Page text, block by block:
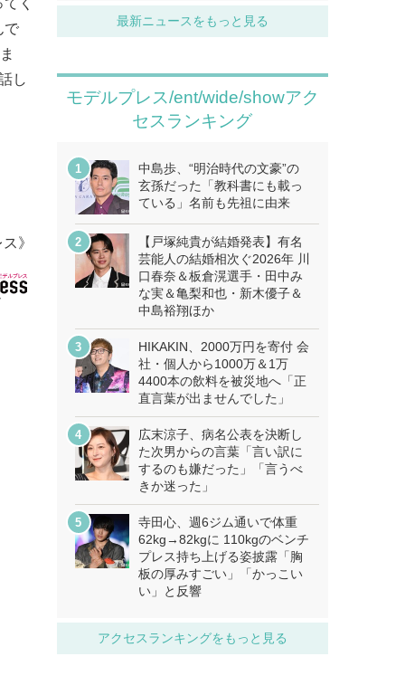
で
し
》
最新ニュースをもっと見る
モデルプレス/ent/wide/showアク
セスランキング
中島歩、“明治時代の文豪”の
玄孫だった「教科書にも載っ
ている」名前も先祖に由来
【戸塚純貴が結婚発表】有名
芸能人の結婚相次ぐ2026年 川
口春奈＆板倉滉選手・田中み
な実＆亀梨和也・新木優子＆
中島裕翔ほか
HIKAKIN、2000万円を寄付 会
社・個人から1000万＆1万
4400本の飲料を被災地へ「正
直言葉が出ませんでした」
広末涼子、病名公表を決断し
た次男からの言葉「言い訳に
するのも嫌だった」「言うべ
きか迷った」
寺田心、週6ジム通いで体重
62kg→82kgに 110kgのベンチ
プレス持ち上げる姿披露「胸
板の厚みすごい」「かっこい
い」と反響
アクセスランキングをもっと見る